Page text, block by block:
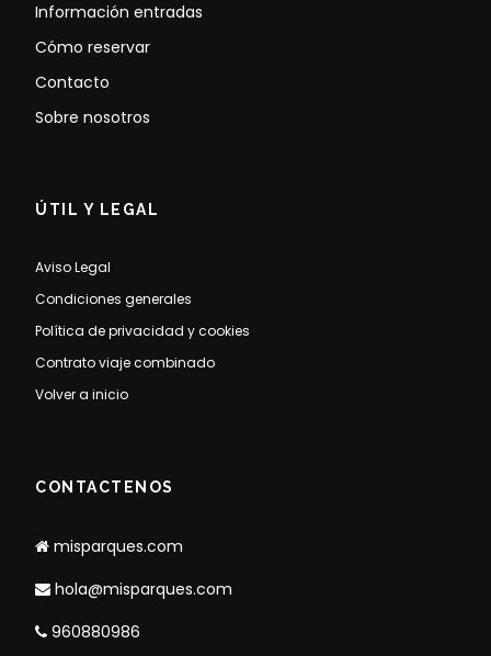
Información entradas
Cómo reservar
Contacto
Sobre nosotros
ÚTIL Y LEGAL
Aviso Legal
Condiciones generales
Política de privacidad y cookies
Contrato viaje combinado
Volver a inicio
CONTACTENOS
misparques.com
hola@misparques.com
960880986